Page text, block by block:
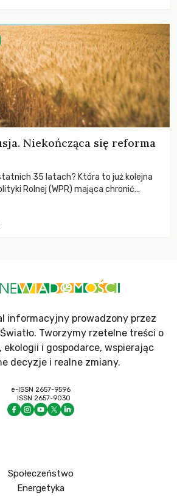
Niekończąca się reforma
35 latach? Która to już kolejna
Rolnej (WPR) mająca chronić
informacyjny prowadzony przez
Tworzymy rzetelne treści o
ekologii i gospodarce, wspierając
decyzje i realne zmiany.
e-ISSN 2657-9596
ISSN 2657-9030
Społeczeństwo
Energetyka